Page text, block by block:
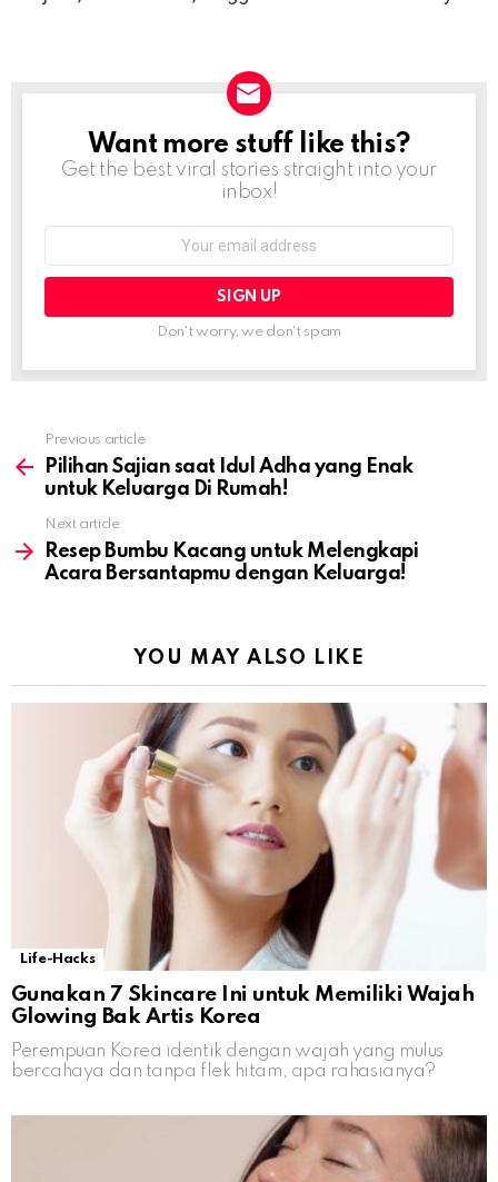
NEWSLETTER
Want more stuff like this?
Get the best viral stories straight into your
inbox!
Don't worry, we don't spam
more
Previous article
Pilihan Sajian saat Idul Adha yang Enak
untuk Keluarga Di Rumah!
Next article
Resep Bumbu Kacang untuk Melengkapi
Acara Bersantapmu dengan Keluarga!
YOU MAY ALSO LIKE
Life-Hacks
Gunakan 7 Skincare Ini untuk Memiliki Wajah
Glowing Bak Artis Korea
Perempuan Korea identik dengan wajah yang mulus
bercahaya dan tanpa flek hitam, apa rahasianya?